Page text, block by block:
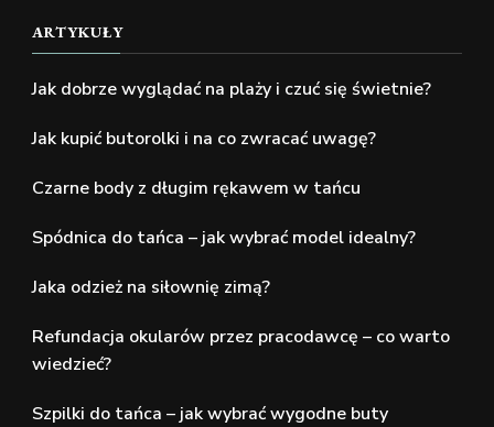
ARTYKUŁY
Jak dobrze wyglądać na plaży i czuć się świetnie?
Jak kupić butorolki i na co zwracać uwagę?
Czarne body z długim rękawem w tańcu
Spódnica do tańca – jak wybrać model idealny?
Jaka odzież na siłownię zimą?
Refundacja okularów przez pracodawcę – co warto
wiedzieć?
Szpilki do tańca – jak wybrać wygodne buty